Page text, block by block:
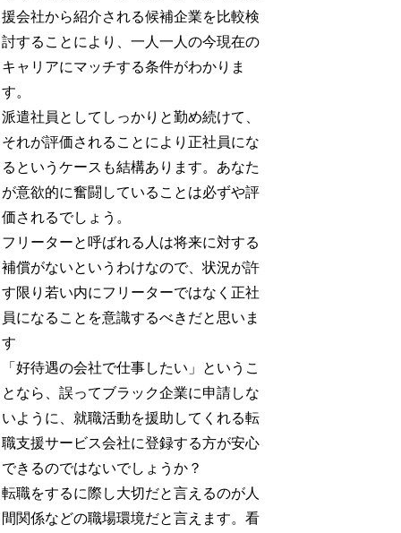
援会社から紹介される候補企業を比較検
討することにより、一人一人の今現在の
キャリアにマッチする条件がわかりま
す。
派遣社員としてしっかりと勤め続けて、
それが評価されることにより正社員にな
るというケースも結構あります。あなた
が意欲的に奮闘していることは必ずや評
価されるでしょう。
フリーターと呼ばれる人は将来に対する
補償がないというわけなので、状況が許
す限り若い内にフリーターではなく正社
員になることを意識するべきだと思いま
す
「好待遇の会社で仕事したい」というこ
となら、誤ってブラック企業に申請しな
いように、就職活動を援助してくれる転
職支援サービス会社に登録する方が安心
できるのではないでしょうか？
転職をするに際し大切だと言えるのが人
間関係などの職場環境だと言えます。看